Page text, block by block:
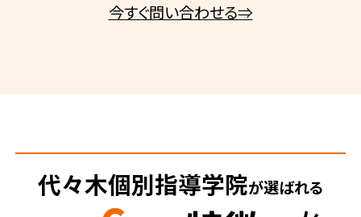
今すぐ問い合わせる⇒
代々木個別指導学院が選ばれる